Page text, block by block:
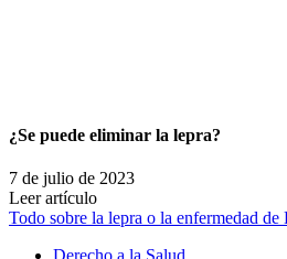
¿Se puede eliminar la lepra?
7 de julio de 2023
Leer artículo
Todo sobre la lepra o la enfermedad de
Derecho a la Salud